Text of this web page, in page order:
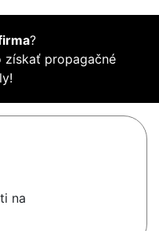
?
získať propagačné
na